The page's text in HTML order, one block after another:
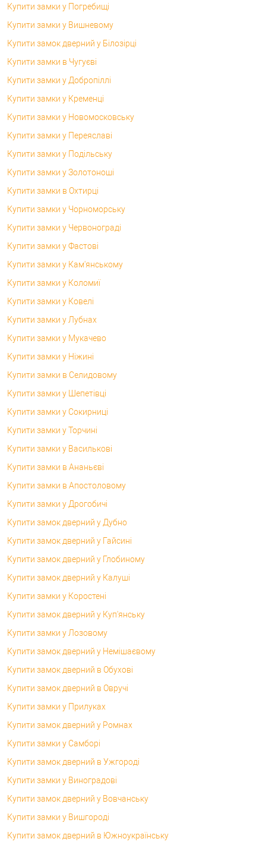
Купити замки у Погребищі
Купити замки у Вишневому
Купити замок дверний у Білозірці
Купити замки в Чугуєві
Купити замки у Добропіллі
Купити замки у Кременці
Купити замки у Новомосковську
Купити замки у Переяславі
Купити замки у Подільську
Купити замки у Золотоноші
Купити замки в Охтирці
Купити замки у Чорноморську
Купити замки у Червонограді
Купити замки у Фастові
Купити замки у Кам'янському
Купити замки у Коломиї
Купити замки у Ковелі
Купити замки у Лубнах
Купити замки у Мукачево
Купити замки у Ніжині
Купити замки в Селидовому
Купити замки у Шепетівці
Купити замки у Сокирниці
Купити замки у Торчині
Купити замки у Василькові
Купити замки в Ананьєві
Купити замки в Апостоловому
Купити замки у Дрогобичі
Купити замок дверний у Дубно
Купити замок дверний у Гайсині
Купити замок дверний у Глобиному
Купити замок дверний у Калуші
Купити замки у Коростені
Купити замок дверний у Куп'янську
Купити замки у Лозовому
Купити замок дверний у Немішаєвому
Купити замок дверний в Обухові
Купити замок дверний в Овручі
Купити замки у Прилуках
Купити замок дверний у Ромнах
Купити замки у Самборі
Купити замок дверний в Ужгороді
Купити замки у Виноградові
Купити замок дверний у Вовчанську
Купити замки у Вишгороді
Купити замок дверний в Южноукраїнську